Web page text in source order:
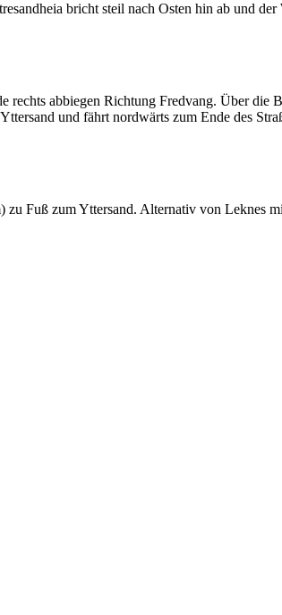
bricht steil nach Osten hin ab und
abbiegen Richtung Fredvang. Über die
und fährt nordwärts zum Ende des
Fuß zum Yttersand. Alternativ von Leknes